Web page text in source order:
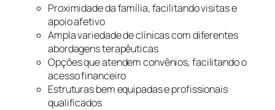
Proximidade da família, facilitando visitas e
apoio afetivo
Ampla variedade de clínicas com diferentes
abordagens terapêuticas
Opções que atendem convênios, facilitando o
acesso financeiro
Estruturas bem equipadas e profissionais
qualificados